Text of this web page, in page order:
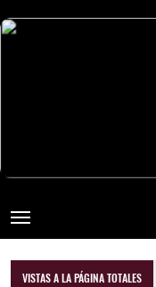
VISTAS A LA PÁGINA TOTALES